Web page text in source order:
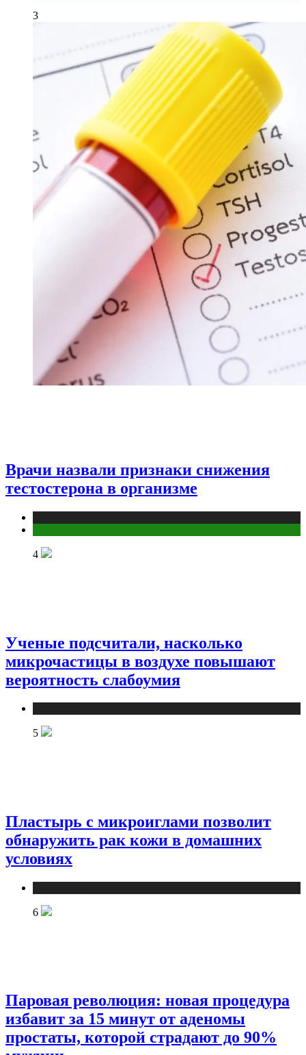
3
Врачи назвали признаки снижения
тестостерона в организме
4
Ученые подсчитали, насколько
микрочастицы в воздухе повышают
вероятность слабоумия
5
Пластырь с микроиглами позволит
обнаружить рак кожи в домашних
условиях
6
Паровая революция: новая процедура
избавит за 15 минут от аденомы
простаты, которой страдают до 90%